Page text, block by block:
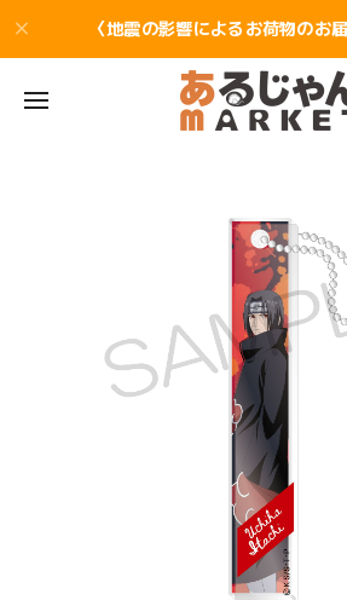
〈地震の影響によるお荷物のお